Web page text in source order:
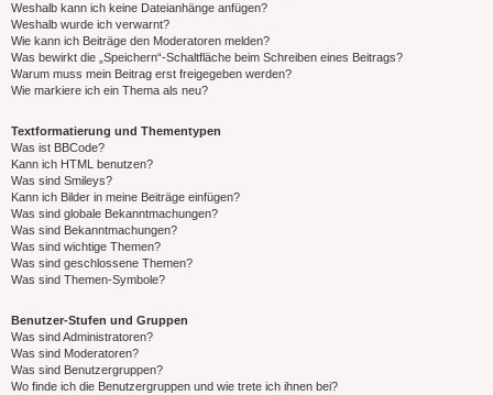
Weshalb kann ich keine Dateianhänge anfügen?
Weshalb wurde ich verwarnt?
Wie kann ich Beiträge den Moderatoren melden?
Was bewirkt die „Speichern“-Schaltfläche beim Schreiben eines Beitrags?
Warum muss mein Beitrag erst freigegeben werden?
Wie markiere ich ein Thema als neu?
Textformatierung und Thementypen
Was ist BBCode?
Kann ich HTML benutzen?
Was sind Smileys?
Kann ich Bilder in meine Beiträge einfügen?
Was sind globale Bekanntmachungen?
Was sind Bekanntmachungen?
Was sind wichtige Themen?
Was sind geschlossene Themen?
Was sind Themen-Symbole?
Benutzer-Stufen und Gruppen
Was sind Administratoren?
Was sind Moderatoren?
Was sind Benutzergruppen?
Wo finde ich die Benutzergruppen und wie trete ich ihnen bei?